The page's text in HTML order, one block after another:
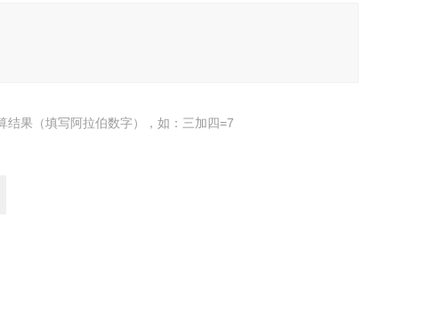
结果（填写阿拉伯数字），如：三加四=7